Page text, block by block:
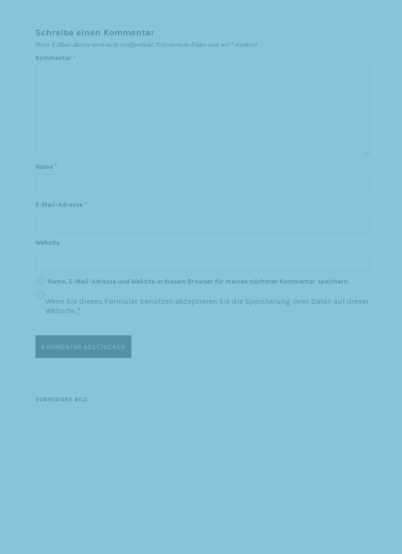
Schreibe einen Kommentar
Deine E-Mail-Adresse wird nicht veröffentlicht. Erforderliche Felder sind mit * markiert
Kommentar *
Name *
E-Mail-Adresse *
Website
Name, E-Mail-Adresse und Website in diesem Browser für meinen nächsten Kommentar speichern.
Wenn Sie dieses Formular benützen akzeptieren Sie die Speicherung Ihrer Daten auf dieser
Website. *
VORHERIGES BILD